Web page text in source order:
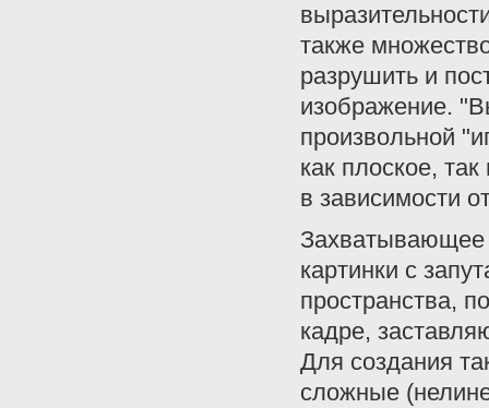
также
разрушить и
изображение.
произвольной
как плоское,
в зависимости
Захватывающее
картинки с
пространства,
кадре,
Для создания
сложные